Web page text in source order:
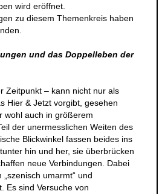
wird eröffnet.
zu diesem Themenkreis haben
und das Doppelleben der
Zeitpunkt – kann nicht nur als
Hier & Jetzt vorgibt, gesehen
wohl auch in größerem
der unermesslichen Weiten des
Blickwinkel fassen beides ins
hin und her, sie überbrücken
neue Verbindungen. Dabei
umarmt“ und
Es sind Versuche von